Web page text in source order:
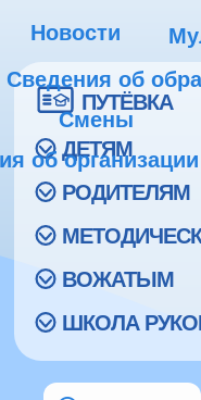
Новости
Сведения об
Смены
об
ПУТЁВКА
ДЕТЯМ
РОДИТЕЛЯМ
ВОЖАТЫМ
ШКОЛА